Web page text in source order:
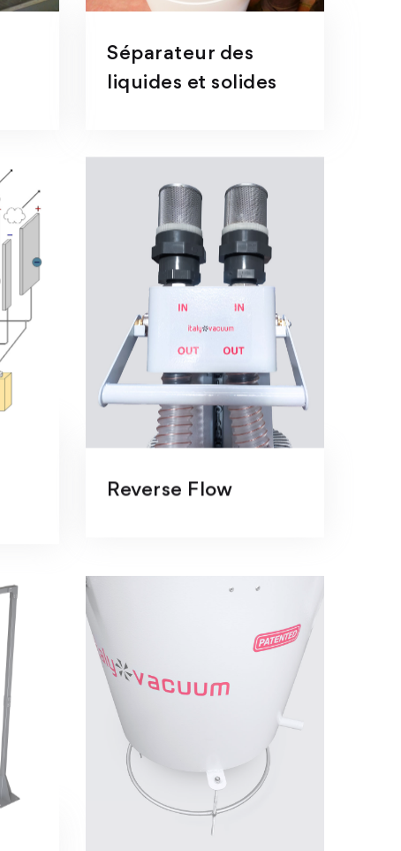
Séparateur des
liquides et solides
Reverse Flow